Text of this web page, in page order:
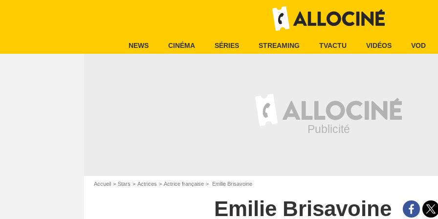
NEWS CINÉMA SÉRIES STREAMING TVACTU VIDÉOS VOD
Accueil Stars Actrices Actrice française Emilie Brisavoine
Emilie Brisavoine